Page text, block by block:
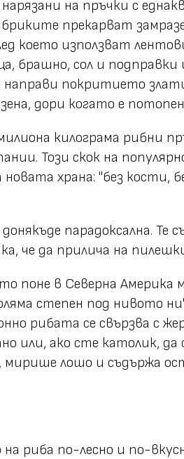
на пръчки с
прекарват
което използват
брашно, сол и подправки
направи покритието
дори когато е
килограма рибни
Този скок на
храна: "без кости,
парадоксална. Те
че да прилича на
поне в Северна Америка
степен под нивото
рибата се свързва с
или, ако сте католик,
мирише лошо и съдържа
риба по-лесно и по-